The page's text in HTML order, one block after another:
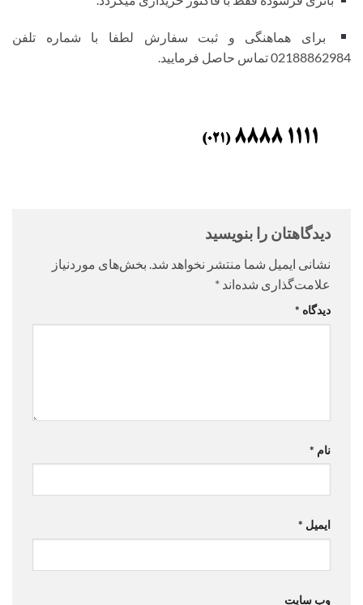
برای هماهنگی و ثبت سفارش لطفا با شماره تلفن
02188862984 تماس حاصل فرمایید.
دیدگاهتان را بنویسید
نشانی ایمیل شما منتشر نخواهد شد. بخش‌های موردنیاز
علامت‌گذاری شده‌اند *
دیدگاه *
نام *
ایمیل *
وب‌ سایت